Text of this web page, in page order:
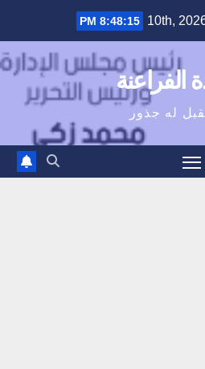
8:48:16 PM
الفراعنة
له جذور